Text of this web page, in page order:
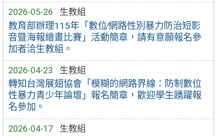
2026-05-26 生教組
教育部辦理115年「數位∕網路性別暴力防治短影
音暨海報繪畫比賽」活動簡章，請有意願報名參
加者洽生教組。
2026-04-23 生教組
轉知台灣展翅協會「模糊的網路界線：防制數位
性暴力青少年論壇」報名簡章，歡迎學生踴躍報
名參加。
2026-04-17 生教組